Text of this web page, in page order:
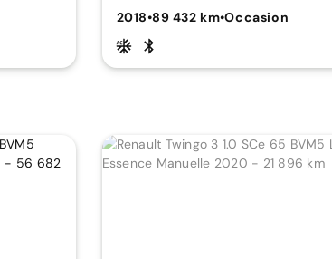
2018•89 432 km•Occasion